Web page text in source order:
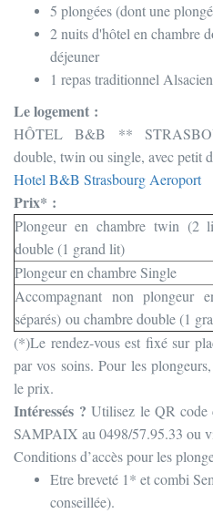
5 plongées (dont une
2 nuits d'hôtel en chambre
déjeuner
1 repas traditionnel
Le logement :
HÔTEL B&B **
double, twin ou single, avec petit
Hotel B&B Strasbourg Aeroport
Prix* :
Plongeur en chambre twin (2
double (1 grand lit)
Plongeur en chambre Single
Accompagnant non plongeur
séparés) ou chambre double (1
(*)Le rendez-vous est fixé sur
par vos soins. Pour les
le prix.
Intéressés ? Utilisez le QR code
SAMPAIX au 0498/57.95.33 ou
Conditions d’accès pour les
Etre breveté 1* et combi
conseillée).